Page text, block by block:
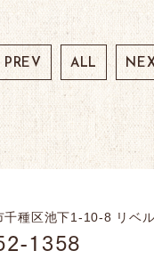
PREV ALL
千種区池下1-10-8 リベ
1358